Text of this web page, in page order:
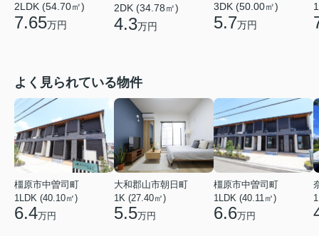
2LDK (54.70㎡)
7.65万円
2DK (34.78㎡)
4.3万円
3DK (50.00㎡)
5.7万円
よく見られている物件
橿原市中曽司町
1LDK (40.10㎡)
6.4万円
大和郡山市朝日町
1K (27.40㎡)
5.5万円
橿原市中曽司町
1LDK (40.11㎡)
6.6万円